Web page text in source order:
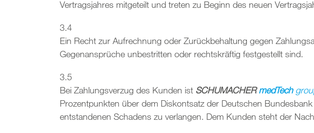
Vertragsjahres mitgeteilt und treten zu Beginn des neuen
3.4
Ein Recht zur Aufrechnung oder Zurückbehaltung gegen
Gegenansprüche unbestritten oder rechtskräftig festgestellt sind.
3.5
Bei Zahlungsverzug des Kunden ist SCHUMACHERmedTech
Prozentpunkten über dem Diskontsatz der Deutschen
entstandenen Schadens zu verlangen. Dem Kunden steht der